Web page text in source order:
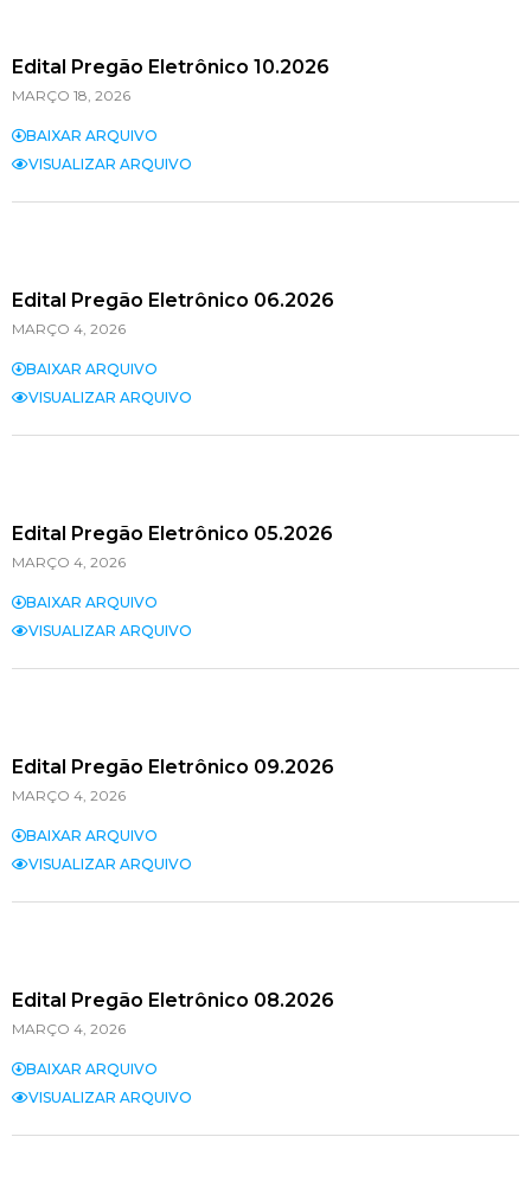
Edital Pregão Eletrônico 10.2026
MARÇO 18, 2026
BAIXAR ARQUIVO
VISUALIZAR ARQUIVO
Edital Pregão Eletrônico 06.2026
MARÇO 4, 2026
BAIXAR ARQUIVO
VISUALIZAR ARQUIVO
Edital Pregão Eletrônico 05.2026
MARÇO 4, 2026
BAIXAR ARQUIVO
VISUALIZAR ARQUIVO
Edital Pregão Eletrônico 09.2026
MARÇO 4, 2026
BAIXAR ARQUIVO
VISUALIZAR ARQUIVO
Edital Pregão Eletrônico 08.2026
MARÇO 4, 2026
BAIXAR ARQUIVO
VISUALIZAR ARQUIVO